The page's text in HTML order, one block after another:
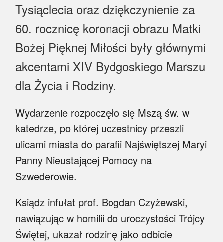
Wiara
Sport
BlogAiD
Zaproszenia
Tysiąclecia oraz dziękczynienie za
60. rocznicę koronacji obrazu Matki
Bożej Pięknej Miłości były głównymi
akcentami XIV Bydgoskiego Marszu
dla Życia i Rodziny.
Wydarzenie rozpoczęło się Mszą św. w
katedrze, po której uczestnicy przeszli
ulicami miasta do parafii Najświętszej Maryi
Panny Nieustającej Pomocy na
Szwederowie.
Ksiądz infułat prof. Bogdan Czyżewski,
nawiązując w homilii do uroczystości Trójcy
Świętej, ukazał rodzinę jako odbicie